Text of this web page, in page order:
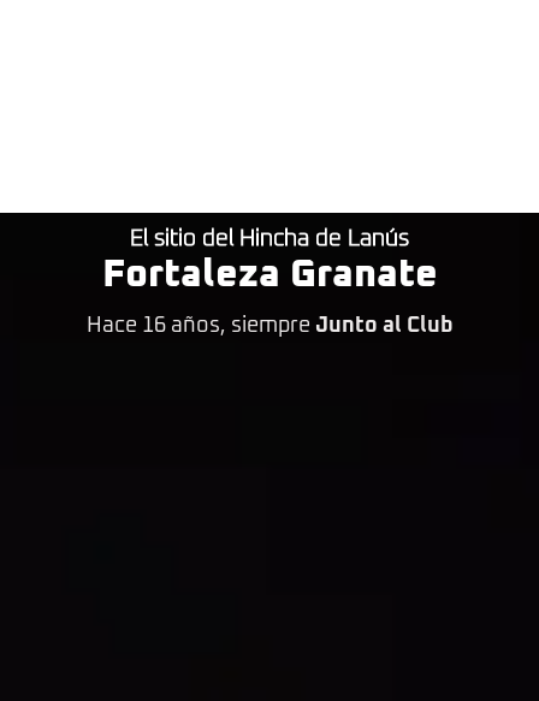
El sitio del Hincha de Lanús
Fortaleza Granate
Hace 16 años, siempre Junto al Club